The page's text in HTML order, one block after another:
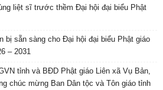
liệt sĩ trước thềm Đại hội đại biểu Phật
bị sẵn sàng cho Đại hội đại biểu Phật giáo
– 2031
tỉnh và BĐD Phật giáo Liên xã Vụ Bản,
chúc mừng Ban Dân tộc và Tôn giáo tỉnh